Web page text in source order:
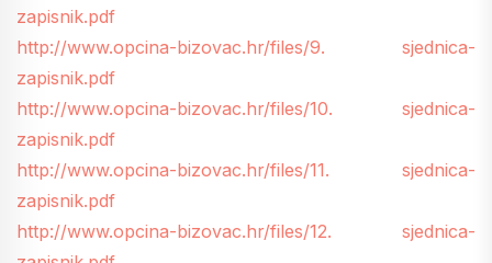
zapisnik.pdf
http://www.opcina-bizovac.hr/files/9. sjednica-
zapisnik.pdf
http://www.opcina-bizovac.hr/files/10. sjednica-
zapisnik.pdf
http://www.opcina-bizovac.hr/files/11. sjednica-
zapisnik.pdf
http://www.opcina-bizovac.hr/files/12. sjednica-